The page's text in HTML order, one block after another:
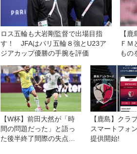
ロス五輪も大岩剛監督で出場目指
す！ JFAはパリ五輪８強とU23ア
ジアカップ優勝の手腕を評価
【
ＦＭ
もの
【W杯】前田大然が「時
間の問題だった」と語っ
た後半終了間際の失点。
【鹿島】クラ
スマートフォ
提供開始!